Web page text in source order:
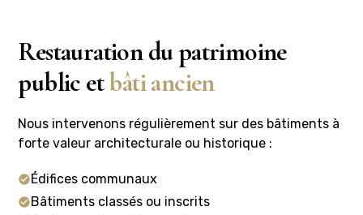
Restauration du patrimoine
public etbâti ancien
Nous intervenons régulièrement sur des bâtiments à
forte valeur architecturale ou historique :
Édifices communaux
Bâtiments classés ou inscrits